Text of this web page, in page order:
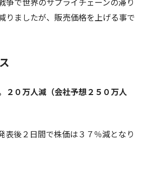
りましたが、販売価格を上げる事で
２０万人減（会社予想２５０万人
表後２日間で株価は３７％減となり